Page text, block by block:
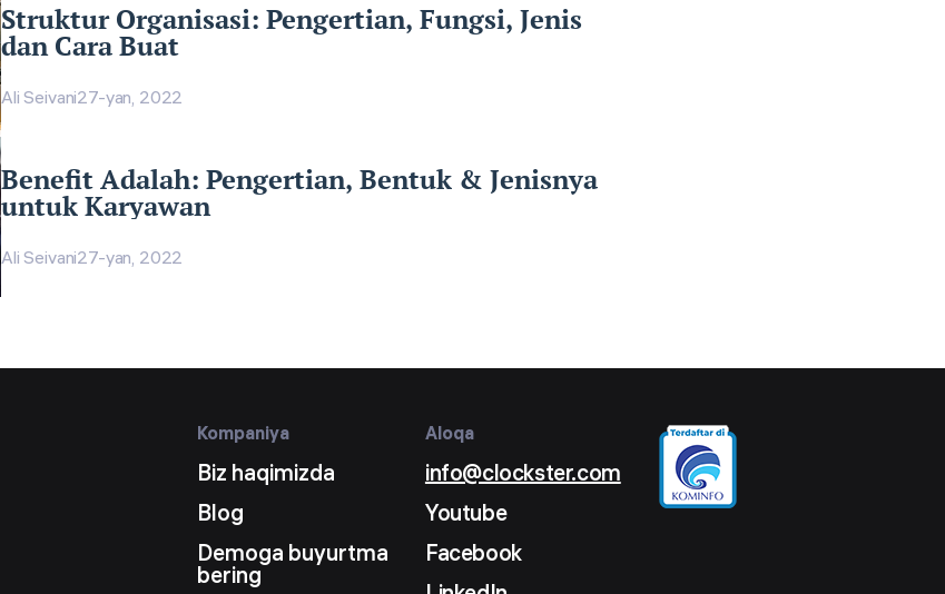
Struktur Organisasi: Pengertian, Fungsi, Jenis
dan Cara Buat
Ali Seivani27-yan, 2022
Benefit Adalah: Pengertian, Bentuk & Jenisnya
untuk Karyawan
Ali Seivani27-yan, 2022
Kompaniya
Biz haqimizda
Blog
Demoga buyurtma
bering
Aloqa
info@clockster.com
Youtube
Facebook